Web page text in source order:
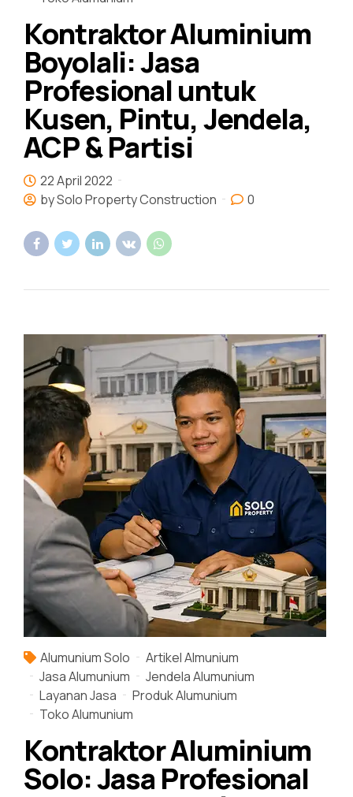
Kontraktor Aluminium
Boyolali: Jasa
Profesional untuk
Kusen, Pintu, Jendela,
ACP & Partisi
22 April 2022
by Solo Property Construction
0
Alumunium Solo
Artikel Almunium
Jasa Alumunium
Jendela Alumunium
Layanan Jasa
Produk Alumunium
Toko Alumunium
Kontraktor Aluminium
Solo: Jasa Profesional